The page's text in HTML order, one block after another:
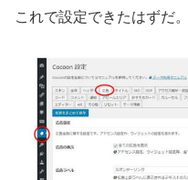
これで設定できたはずだ。